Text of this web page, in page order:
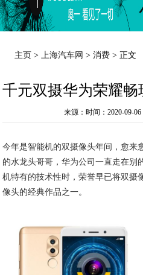
主页 >上海汽车网 >消费 > 正文
千元双摄华为荣耀畅
来源：时间：2020-09-06
今年是智能机的双摄像头年间，愈来
的水龙头哥哥，华为公司一直走在别
机特有的技术性时，荣誉早已将双摄
像头的经典作品之一。